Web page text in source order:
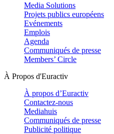
Media Solutions
Projets publics européens
Evénements
Emplois
Agenda
Communiqués de presse
Members’ Circle
À Propos d'Euractiv
À propos d’Euractiv
Contactez-nous
Mediahuis
Communiqués de presse
Publicité politique